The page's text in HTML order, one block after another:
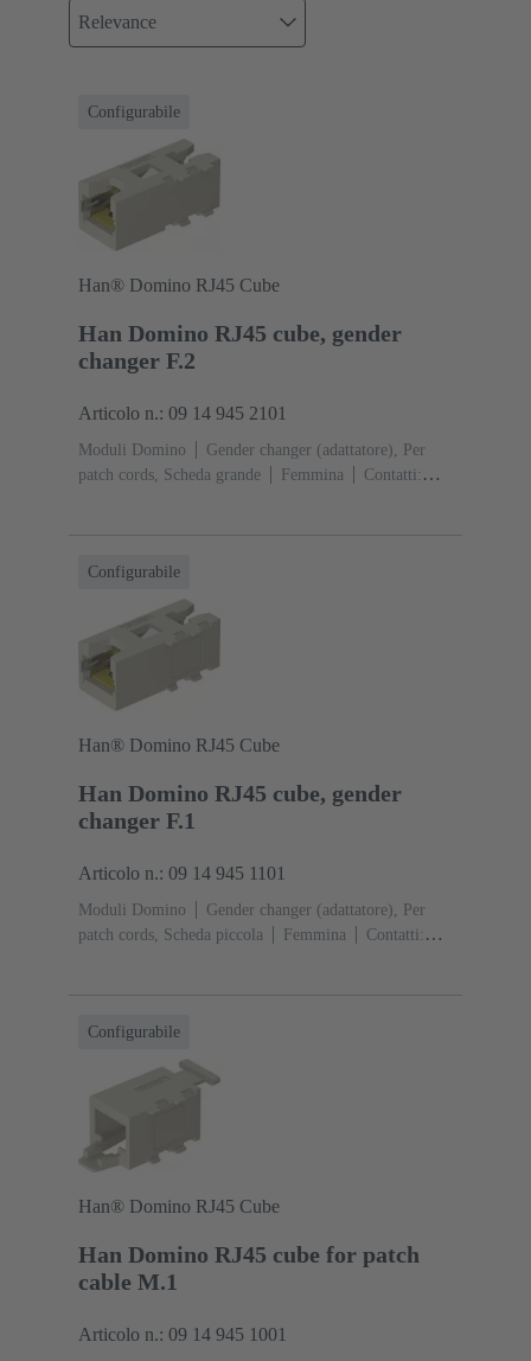
Relevance
Configurabile
Han® Domino RJ45 Cube
Han Domino RJ45 cube, gender
changer F.2
Articolo n.: 09 14 945 2101
Moduli Domino
Gender changer (adattatore), Per
patch cords, Scheda grande
Femmina
Contatti:
Configurabile
Han® Domino RJ45 Cube
Han Domino RJ45 cube, gender
changer F.1
Articolo n.: 09 14 945 1101
Moduli Domino
Gender changer (adattatore), Per
patch cords, Scheda piccola
Femmina
Contatti:
Configurabile
Han® Domino RJ45 Cube
Han Domino RJ45 cube for patch
cable M.1
Articolo n.: 09 14 945 1001